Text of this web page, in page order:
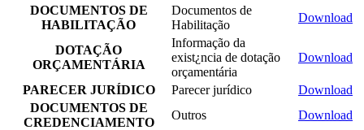
DOCUMENTOS DE
HABILITAÇÃO
Documentos de
Habilitação
Download
DOTAÇÃO
ORÇAMENTÁRIA
Informação da
exist¿ncia de dotação
orçamentária
Download
PARECER JURÍDICO Parecer jurídico
Download
DOCUMENTOS DE
CREDENCIAMENTO
Outros
Download